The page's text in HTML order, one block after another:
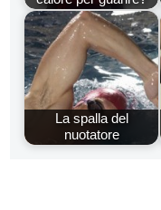
La spalla del
nuotatore